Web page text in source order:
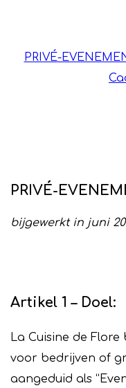
PRIVÉ-
PRIVÉ-
bijgewerkt in juni
Artikel 1 – Doel:
La Cuisine de
voor bedrijven of
aangeduid als